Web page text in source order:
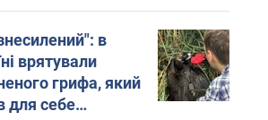
в
врятували
грифа, який
для себе